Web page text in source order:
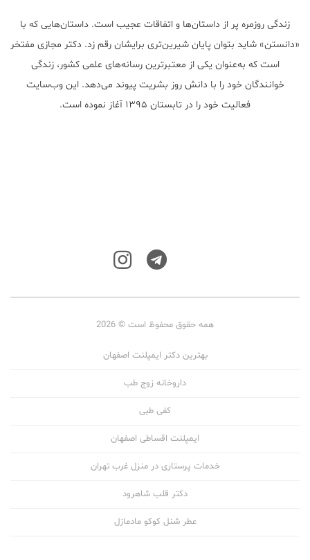
زندگی روزمره پر از داستان‌ها و اتفاقات عجیب است. داستان‌هایی که با
«دانستن» شاید بتوان پایان شیرین‌تری برایشان رقم زد. دکتر مجازی مفتخر
است که به‌عنوان یکی از معتبر‌ترین رسانه‌های علمی کشور، زندگی
خوانندگان خود را با دانش روز بشریت پیوند می‌دهد. این وب‌سایت
فعالیت خود را در تابستان ۱۳۹۵ آغاز نموده است.
همه حقوق محفوظ است © 2026
بهترین دکتر ایمپلنت اصفهان
داروخانه زوج طب
کفی طبی
ایمپلنت اقساطی اصفهان
خدمات پرستاری در منزل غرب تهران
دکتر قلب شاهرود
عطر شنل کوکو مادمازل